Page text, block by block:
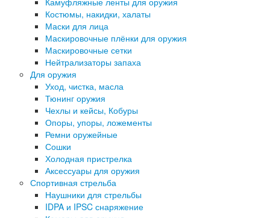
Костюмы, накидки, халаты
Маски для лица
Маскировочные плёнки для оружия
Маскировочные сетки
Нейтрализаторы запаха
Для оружия
Уход, чистка, масла
Тюнинг оружия
Чехлы и кейсы, Кобуры
Опоры, упоры, ложементы
Ремни оружейные
Сошки
Холодная пристрелка
Аксессуары для оружия
Спортивная стрельба
Наушники для стрельбы
IDPA и IPSC снаряжение